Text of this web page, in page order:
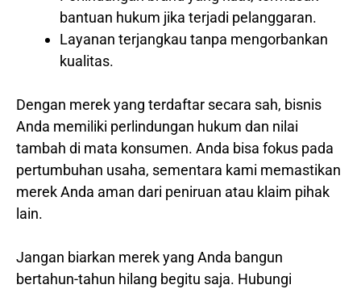
bantuan hukum jika terjadi pelanggaran.
Layanan terjangkau tanpa mengorbankan
kualitas.
Dengan merek yang terdaftar secara sah, bisnis
Anda memiliki perlindungan hukum dan nilai
tambah di mata konsumen. Anda bisa fokus pada
pertumbuhan usaha, sementara kami memastikan
merek Anda aman dari peniruan atau klaim pihak
lain.
Jangan biarkan merek yang Anda bangun
bertahun-tahun hilang begitu saja. Hubungi